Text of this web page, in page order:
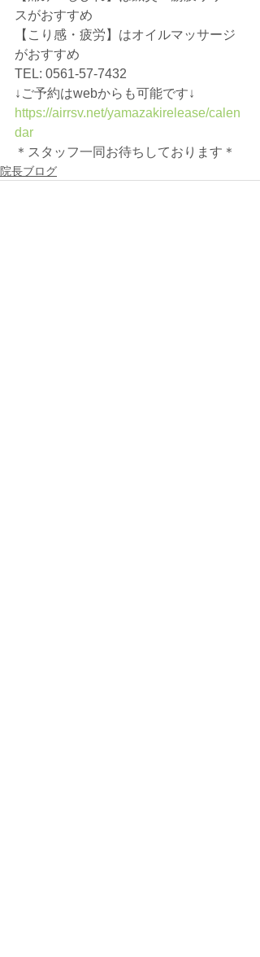
スがおすすめ
【こり感・疲労】はオイルマッサージ
がおすすめ
TEL: 0561-57-7432
↓ご予約はwebからも可能です↓
https://airrsv.net/yamazakirelease/calen
dar
＊スタッフ一同お待ちしております＊
院長ブログ